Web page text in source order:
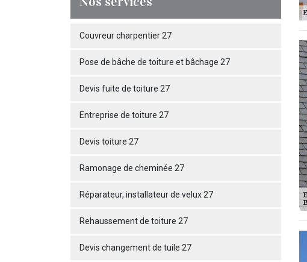
Couvreur charpentier 27
Pose de bâche de toiture et bâchage 27
Devis fuite de toiture 27
Entreprise de toiture 27
Devis toiture 27
Ramonage de cheminée 27
Réparateur, installateur de velux 27
Rehaussement de toiture 27
Devis changement de tuile 27